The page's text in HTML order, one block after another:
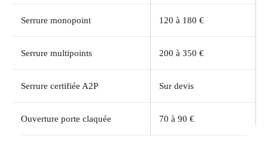
Serrure monopoint 120 à 180 €
Serrure multipoints 200 à 350 €
Serrure certifiée A2P Sur devis
Ouverture porte claquée 70 à 90 €